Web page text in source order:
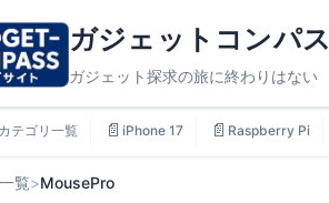
ガジェットコンパス
ガジェット探求の旅に終わりはない
カテゴリ一覧 📄 iPhone 17 📄 Raspberry Pi
覧>MousePro